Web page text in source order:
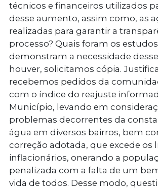
técnicos e financeiros utilizados
desse aumento, assim como, as
realizadas para garantir a
processo? Quais foram os
demonstram a necessidade
houver, solicitamos cópia.
recebemos pedidos da
com o índice do reajuste
Município, levando em
problemas decorrentes da
água em diversos bairros, bem
correção adotada, que excede os
inflacionários, onerando a
penalizada com a falta de um
vida de todos. Desse modo,